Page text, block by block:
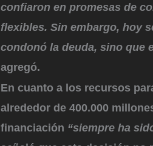
confiaron en promesas de
flexibles. Sin embargo, hoy
condonó la deuda, sino que
agregó.
En cuanto a los recursos
alrededor de 400.000
financiación “siempre ha